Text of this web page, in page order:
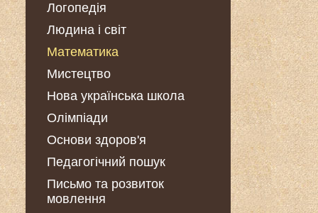
Логопедія
Людина і світ
Математика
Мистецтво
Нова українська школа
Олімпіади
Основи здоров'я
Педагогічний пошук
Письмо та розвиток
мовлення